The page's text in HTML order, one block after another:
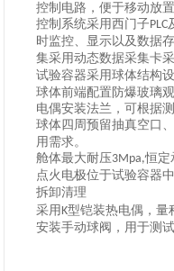
控制电路，便于移动放置
控制系统采用西门子PLC
时监控、显示以及数据
集采用动态数据采集卡采
试验容器采用球体结构
球体前端配置防爆玻璃
电偶安装法兰，可根据
球体四周预留抽真空口
用需求。
舱体最大耐压3Mpa,恒定
点火电极位于试验容器
拆卸清理
采用K型铠装热电偶，量
安装手动球阀，用于测